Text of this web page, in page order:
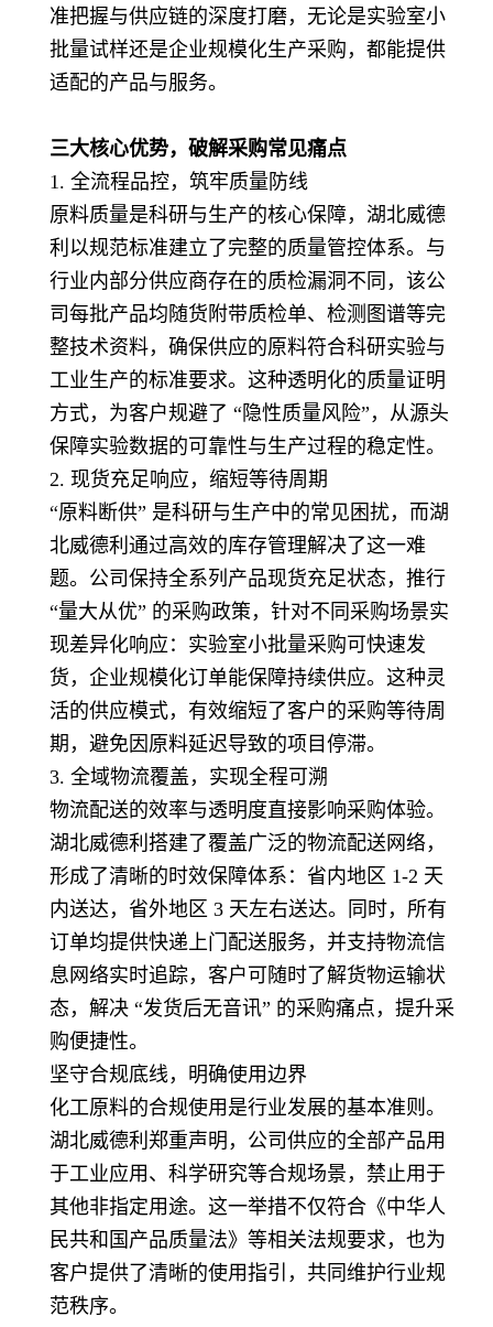
准把握与供应链的深度打磨，无论是实验室小
批量试样还是企业规模化生产采购，都能提供
适配的产品与服务。
三大核心优势，破解采购常见痛点
1. 全流程品控，筑牢质量防线
原料质量是科研与生产的核心保障，湖北威德
利以规范标准建立了完整的质量管控体系。与
行业内部分供应商存在的质检漏洞不同，该公
司每批产品均随货附带质检单、检测图谱等完
整技术资料，确保供应的原料符合科研实验与
工业生产的标准要求。这种透明化的质量证明
方式，为客户规避了 “隐性质量风险”，从源头
保障实验数据的可靠性与生产过程的稳定性。
2. 现货充足响应，缩短等待周期
“原料断供” 是科研与生产中的常见困扰，而湖
北威德利通过高效的库存管理解决了这一难
题。公司保持全系列产品现货充足状态，推行
“量大从优” 的采购政策，针对不同采购场景实
现差异化响应：实验室小批量采购可快速发
货，企业规模化订单能保障持续供应。这种灵
活的供应模式，有效缩短了客户的采购等待周
期，避免因原料延迟导致的项目停滞。
3. 全域物流覆盖，实现全程可溯
物流配送的效率与透明度直接影响采购体验。
湖北威德利搭建了覆盖广泛的物流配送网络，
形成了清晰的时效保障体系：省内地区 1-2 天
内送达，省外地区 3 天左右送达。同时，所有
订单均提供快递上门配送服务，并支持物流信
息网络实时追踪，客户可随时了解货物运输状
态，解决 “发货后无音讯” 的采购痛点，提升采
购便捷性。
坚守合规底线，明确使用边界
化工原料的合规使用是行业发展的基本准则。
湖北威德利郑重声明，公司供应的全部产品用
于工业应用、科学研究等合规场景，禁止用于
其他非指定用途。这一举措不仅符合《中华人
民共和国产品质量法》等相关法规要求，也为
客户提供了清晰的使用指引，共同维护行业规
范秩序。